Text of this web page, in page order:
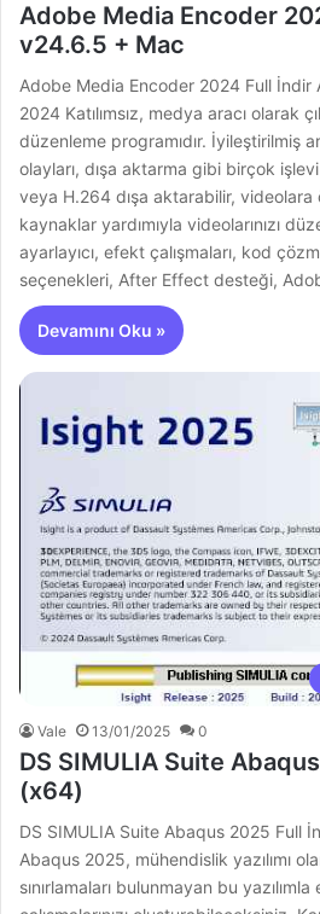
Adobe Media Encoder
v24.6.5 + Mac
Adobe Media Encoder 2024 Full İndir
2024 Katılımsız, medya aracı olarak
düzenleme programıdır. İyileştirilmiş
olayları, dışa aktarma gibi birçok
veya H.264 dışa aktarabilir, videolara
kaynaklar yardımıyla videolarınızı
ayarlayıcı, efekt çalışmaları, kod
seçenekleri, After Effect desteği,
Devamını Oku »
Vale 13/01/2025 0
DS SIMULIA Suite
(x64)
DS SIMULIA Suite Abaqus 2025 Full
Abaqus 2025, mühendislik yazılımı
sınırlamaları bulunmayan bu